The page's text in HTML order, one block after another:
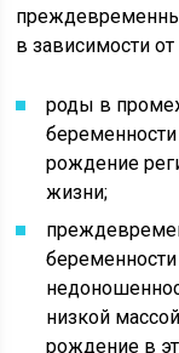
в зависимости
роды в
рождение
жизни;
низкой
рождение в